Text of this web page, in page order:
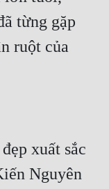
từng gặp
ruột của
xuất sắc
Nguyên